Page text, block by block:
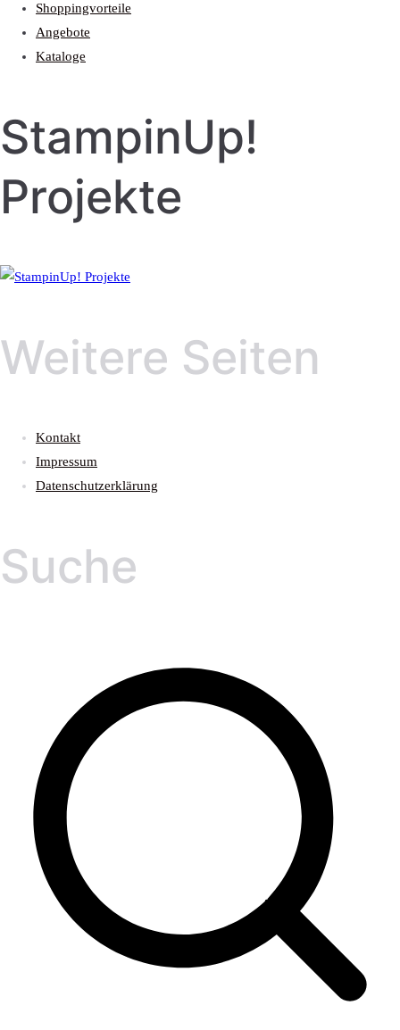
Shoppingvorteile
Angebote
Kataloge
StampinUp!
Projekte
Weitere Seiten
Kontakt
Impressum
Datenschutzerklärung
Suche